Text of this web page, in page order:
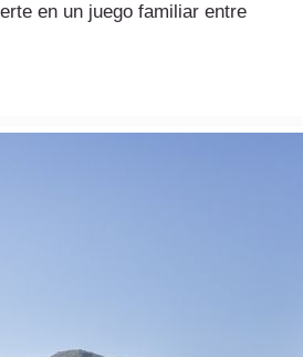
en un juego familiar entre